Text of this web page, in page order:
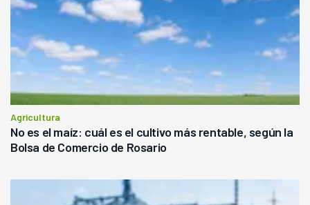
Agricultura
No es el maíz: cuál es el cultivo más rentable, según la
Bolsa de Comercio de Rosario